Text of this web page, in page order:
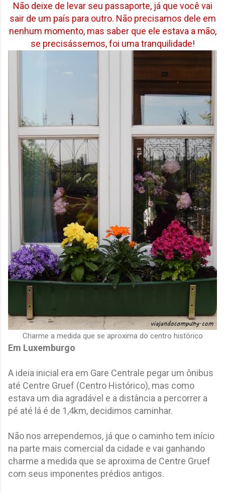
Não deixe de levar seu passaporte, já que você vai
sair de um país para outro. Não precisamos dele em
nenhum momento, mas saber que ele estava a mão,
se precisássemos, foi uma tranquilidade!
Charme a medida que se aproxima do centro histórico
Em Luxemburgo
A ideia inicial era em Gare Centrale pegar um ônibus
até Centre Gruef (Centro Histórico), mas como
estava um dia agradável e a distância a percorrer a
pé até lá é de 1,4km, decidimos caminhar.
Não nos arrependemos, já que o caminho tem início
na parte mais comercial da cidade e vai ganhando
charme a medida que se aproxima de Centre Gruef
com seus imponentes prédios antigos.